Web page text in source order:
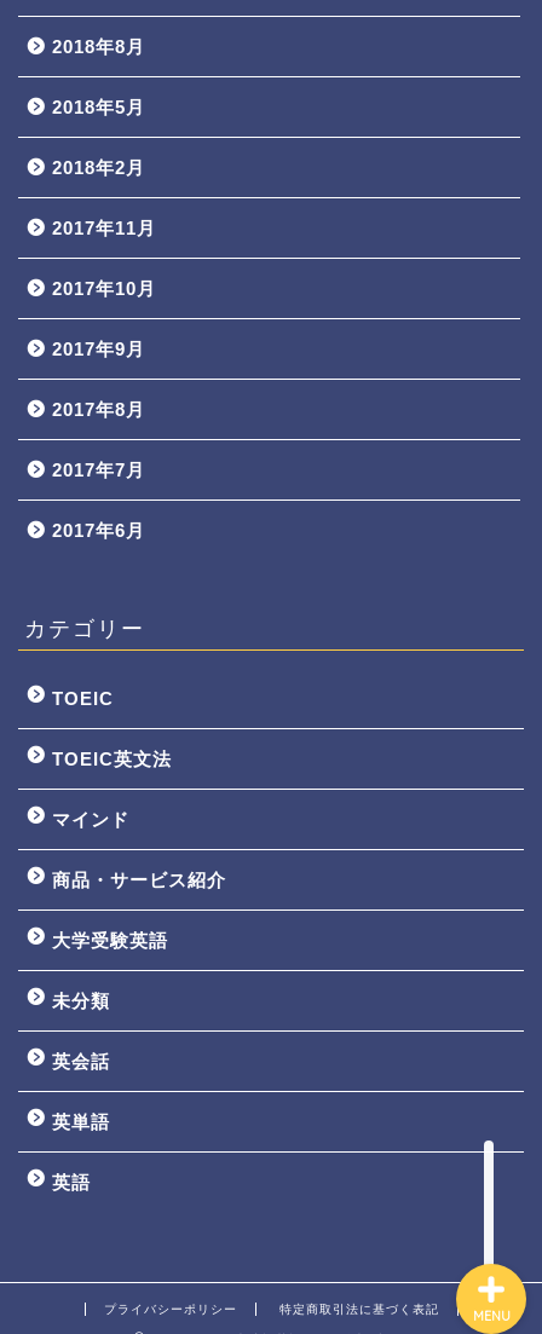
2018年8月
2018年5月
2018年2月
2017年11月
2017年10月
2017年9月
2017年8月
2017年7月
2017年6月
カテゴリー
TOEIC
TOEIC英文法
マインド
商品・サービス紹介
大学受験英語
未分類
英会話
英単語
英語
プライバシーポリシー 特定商取引法に基づく表記 MENU
TOEIC3ヵ月で800点講座